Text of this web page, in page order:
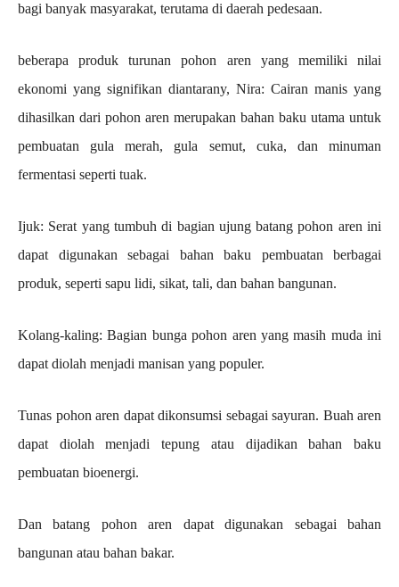
bagi banyak masyarakat, terutama di daerah pedesaan.
beberapa produk turunan pohon aren yang memiliki nilai
ekonomi yang signifikan diantarany, Nira: Cairan manis yang
dihasilkan dari pohon aren merupakan bahan baku utama untuk
pembuatan gula merah, gula semut, cuka, dan minuman
fermentasi seperti tuak.
Ijuk: Serat yang tumbuh di bagian ujung batang pohon aren ini
dapat digunakan sebagai bahan baku pembuatan berbagai
produk, seperti sapu lidi, sikat, tali, dan bahan bangunan.
Kolang-kaling: Bagian bunga pohon aren yang masih muda ini
dapat diolah menjadi manisan yang populer.
Tunas pohon aren dapat dikonsumsi sebagai sayuran. Buah aren
dapat diolah menjadi tepung atau dijadikan bahan baku
pembuatan bioenergi.
Dan batang pohon aren dapat digunakan sebagai bahan
bangunan atau bahan bakar.